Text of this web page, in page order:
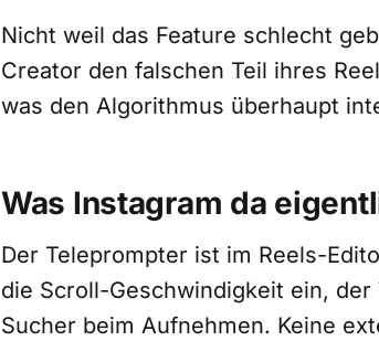
Nicht weil das Feature schlecht
Creator den falschen Teil ihres
was den Algorithmus überhaupt
Was Instagram da
Der Teleprompter ist im Reels-
die Scroll-Geschwindigkeit ein,
Sucher beim Aufnehmen. Keine